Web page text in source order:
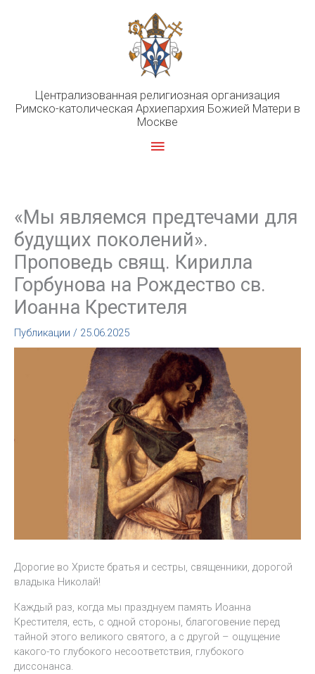
Централизованная религиозная организация
Римско-католическая Архиепархия Божией Матери в
Москве
Главное
«Мы являемся предтечами для
будущих поколений».
Проповедь свящ. Кирилла
Горбунова на Рождество св.
Иоанна Крестителя
Публикации / 25.06.2025
Дорогие во Христе братья и сестры, священники, дорогой
владыка Николай!
Каждый раз, когда мы празднуем память Иоанна
Крестителя, есть, с одной стороны, благоговение перед
тайной этого великого святого, а с другой – ощущение
какого-то глубокого несоответствия, глубокого
диссонанса.